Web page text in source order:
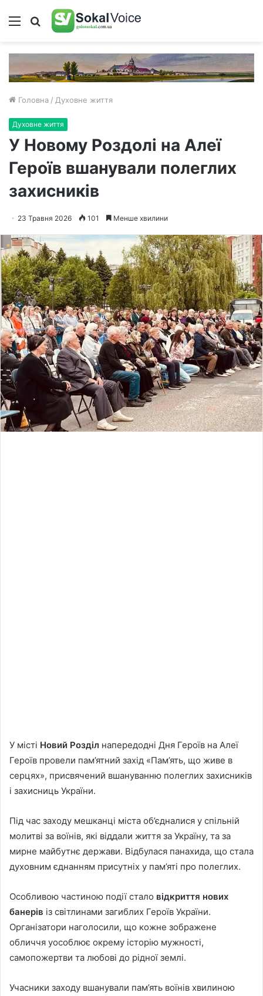
Меню Пошук
Головна / Духовне життя
Духовне життя
У Новому Роздолі на Алеї
Героїв вшанували полеглих
захисників
23 Травня 2026 101 Менше хвилини
У місті Новий Розділ напередодні Дня Героїв на Алеї
Героїв провели пам’ятний захід «Пам’ять, що живе в
серцях», присвячений вшануванню полеглих захисників
і захисниць України.
Під час заходу мешканці міста об’єдналися у спільній
молитві за воїнів, які віддали життя за Україну, та за
мирне майбутнє держави. Відбулася панахида, що стала
духовним єднанням присутніх у пам’яті про полеглих.
Особливою частиною події стало відкриття нових
банерів із світлинами загиблих Героїв України.
Організатори наголосили, що кожне зображене
обличчя уособлює окрему історію мужності,
самопожертви та любові до рідної землі.
Учасники заходу вшанували пам’ять воїнів хвилиною